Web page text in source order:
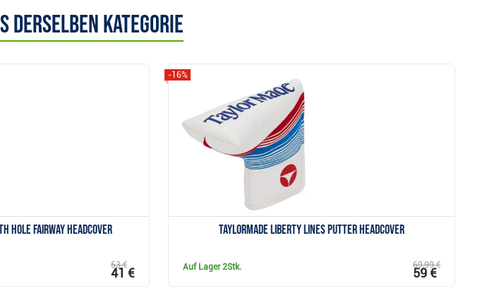
derselben Kategorie
Hole Fairway Headcover
53 €
41 €
TaylorMade Liberty Lines Putter Headcover
-16%
Auf Lager2Stk. 69,99 €
59 €
Anzeigen